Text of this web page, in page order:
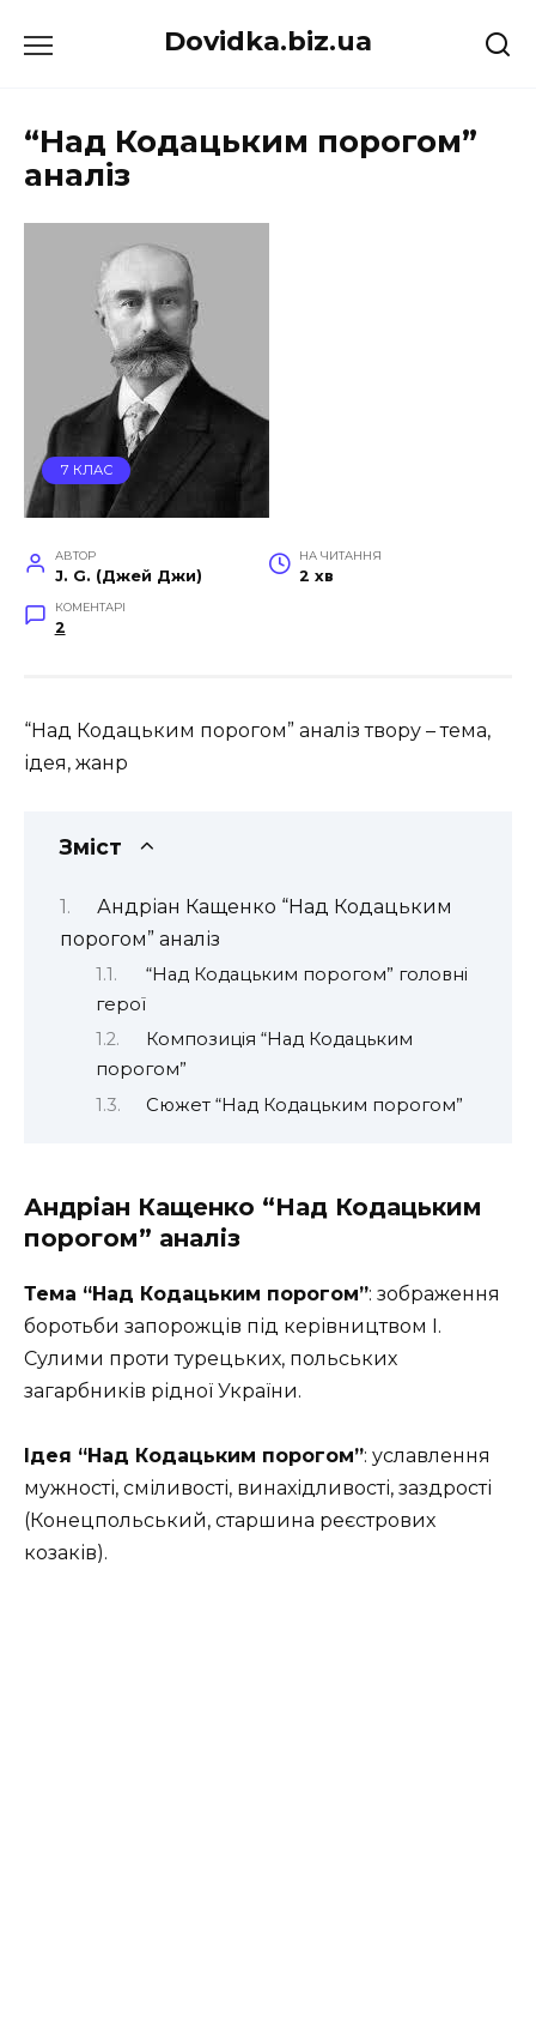
до
Dovidka.biz.ua
“Над Кодацьким порогом”
аналіз
7 КЛАС
АВТОР
J. G. (Джей Джи)
НА ЧИТАННЯ
2 хв
КОМЕНТАРІ
2
“Над Кодацьким порогом” аналіз твору – тема,
ідея, жанр
Зміст
Андріан Кащенко “Над Кодацьким
порогом” аналіз
“Над Кодацьким порогом” головні
герої
Композиція “Над Кодацьким
порогом”
Сюжет “Над Кодацьким порогом”
Андріан Кащенко “Над Кодацьким
порогом” аналіз
Тема “Над Кодацьким порогом”: зображення
боротьби запорожців під керівництвом І.
Сулими проти турецьких, польських
загарбників рідної України.
Ідея “Над Кодацьким порогом”: уславлення
мужності, сміливості, винахідливості, заздрості
(Конецпольський, старшина реєстрових
козаків).